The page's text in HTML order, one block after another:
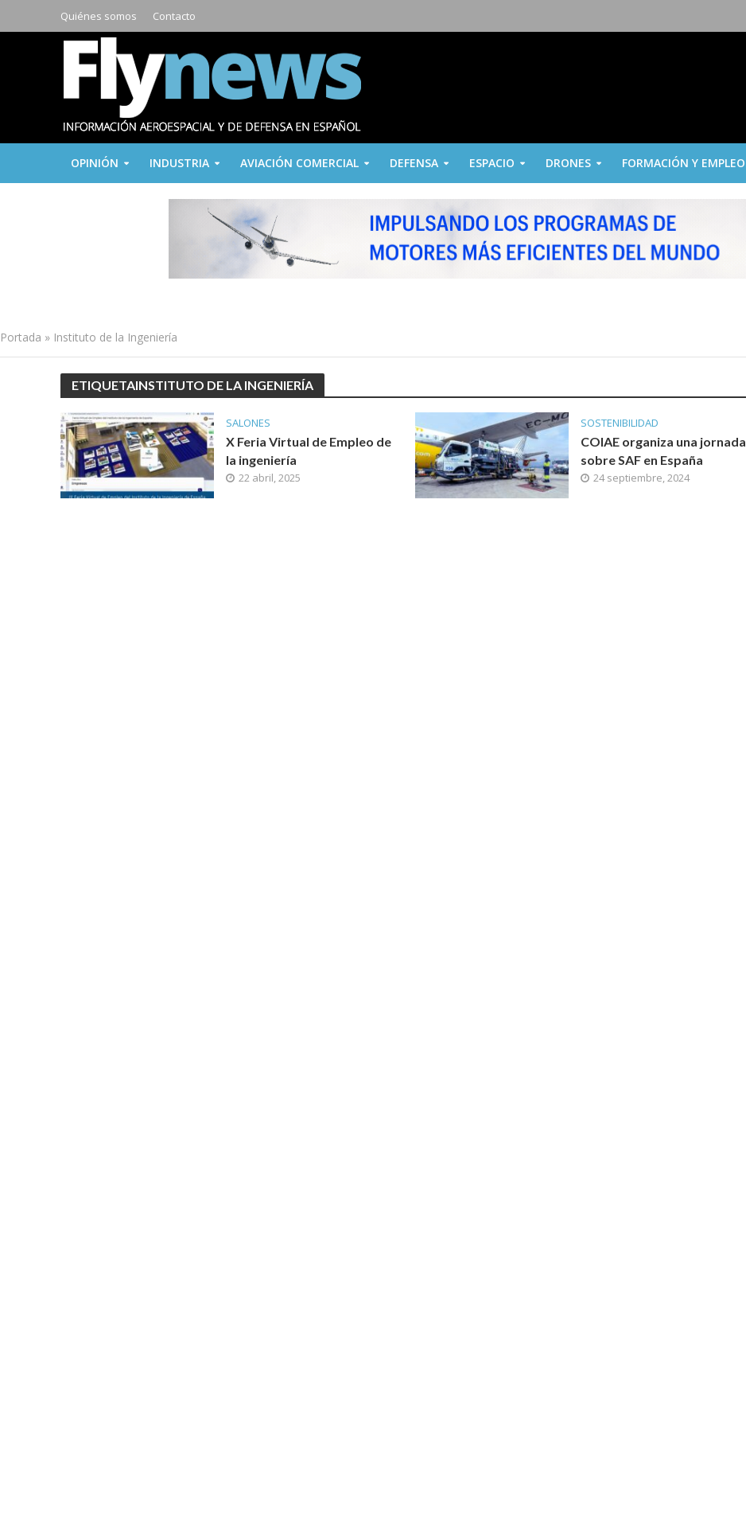
Quiénes somos Contacto
OPINIÓN INDUSTRIA AVIACIÓN COMERCIAL DEFENSA ESPACIO DRONES FORMACIÓN Y EMPLEO
Portada » Instituto de la Ingeniería
ETIQUETAINSTITUTO DE LA INGENIERÍA
SALONES
X Feria Virtual de Empleo de
la ingeniería
22 abril, 2025
SOSTENIBILIDAD
COIAE organiza una jornada
sobre SAF en España
24 septiembre, 2024